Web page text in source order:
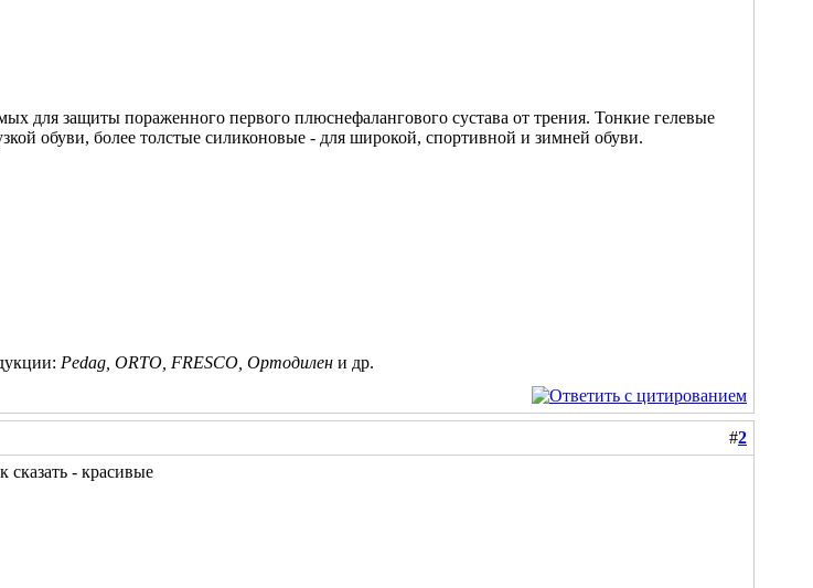
для защиты пораженного первого плюснефалангового сустава от трения. Тонкие гелевые
обуви, более толстые силиконовые - для широкой, спортивной и зимней обуви.
Pedag, ORTO, FRESCO, Ортодилен и др.
#2
- красивые